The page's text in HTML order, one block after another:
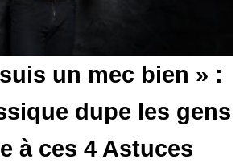
un mec bien » :
dupe les gens
à ces 4 Astuces